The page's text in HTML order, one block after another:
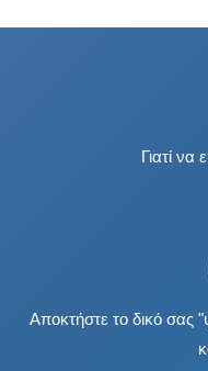
Γιατί να
Αποκτήστε το δικό σας